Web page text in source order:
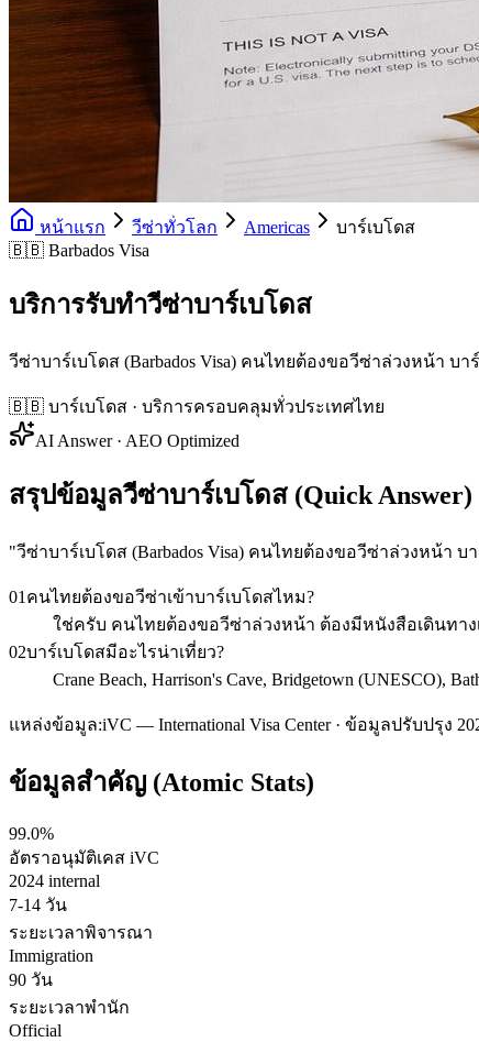
หน้าแรก วีซ่าทั่วโลก Americas
บาร์เบโดส
🇧🇧 Barbados Visa
บริการรับทำวีซ่าบาร์เบโดส
วีซ่าบาร์เบโดส (Barbados Visa) คนไทยต้องขอวีซ่าล่วงหน้า บา
🇧🇧 บาร์เบโดส · บริการครอบคลุมทั่วประเทศไทย
AI Answer · AEO Optimized
สรุปข้อมูลวีซ่าบาร์เบโดส (Quick Answer)
"วีซ่าบาร์เบโดส (Barbados Visa) คนไทยต้องขอวีซ่าล่วงหน้า บา
01 คนไทยต้องขอวีซ่าเข้าบาร์เบโดสไหม?
ใช่ครับ คนไทยต้องขอวีซ่าล่วงหน้า ต้องมีหนังสือเดินทาง
02บาร์เบโดสมีอะไรน่าเที่ยว?
Crane Beach, Harrison's Cave, Bridgetown (UNESCO),
แหล่งข้อมูล:iVC — International Visa Center · ข้อมูลปรับปรุง
ข้อมูลสำคัญ (Atomic Stats)
99.0%
อัตราอนุมัติเคส iVC
2024 internal
7-14 วัน
ระยะเวลาพิจารณา
Immigration
90 วัน
ระยะเวลาพำนัก
Official